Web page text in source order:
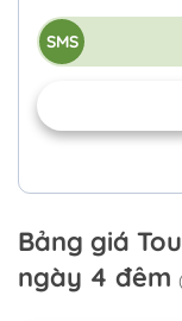
Bảng giá
ngày 4 đêm